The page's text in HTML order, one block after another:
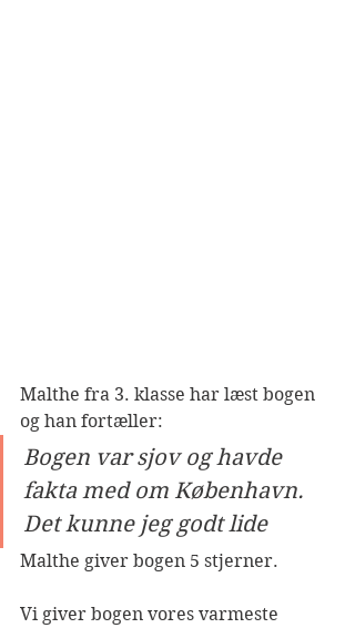
Malthe fra 3. klasse har læst bogen
og han fortæller:
Bogen var sjov og havde
fakta med om København.
Det kunne jeg godt lide
Malthe giver bogen 5 stjerner.
Vi giver bogen vores varmeste